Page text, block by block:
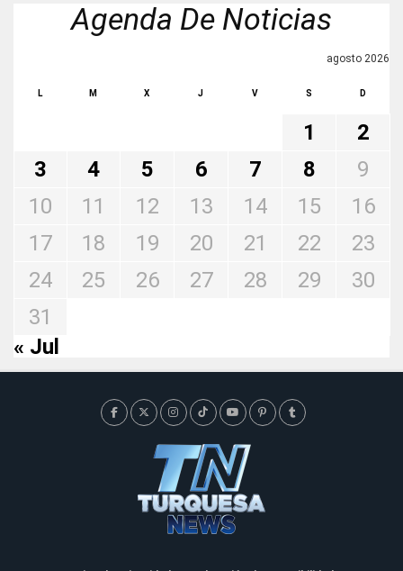
Agenda De Noticias
agosto 2026
L M X J V S D
1
2
3
4 5 6 7 8
9
10
11 12 13 14 15
16
17
18 19 20 21 22
23
24
25 26 27 28 29
30
31
« Jul